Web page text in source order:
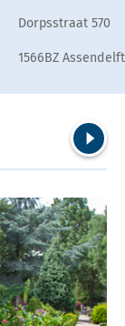
Dorpsstraat 570
1566BZ Assendelft